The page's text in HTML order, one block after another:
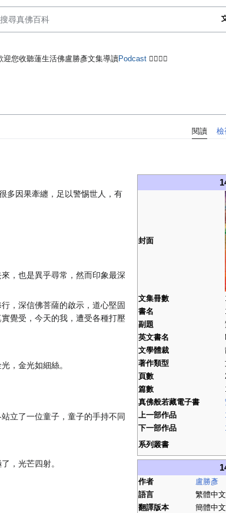
迎您收聽蓮生活佛盧勝彥文集導讀Podcast 🙋‍♂️🙋‍♀️
閱讀 檢
封面
文集冊數
書名
副題
英文書名
文學體裁
著作類型
頁數
篇數
真佛般若藏電子書
上一部作品
下一部作品
系列叢書
作者
盧勝彥
語言
繁體中文
翻譯版本
簡體中文
多因果牽纏，足以警惕世人，有
，也是異乎尋常，然而印象最深
，深信佛菩薩的啟示，道心堅固
覺受，今天的我，遭受各種打壓
，金光如細絲。
立了一位童子，童子的手持不同
，光芒四射。